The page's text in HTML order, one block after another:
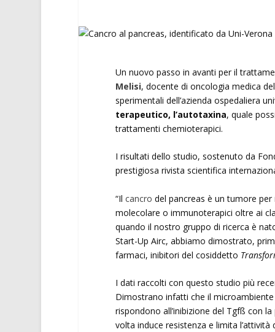
Un nuovo passo in avanti per il
Melisi, docente di oncologia medica
sperimentali dell’azienda ospedaliera
terapeutico, l’autotaxina, quale
trattamenti chemioterapici.
I risultati dello studio, sostenuto da
prestigiosa rivista scientifica
“Il cancro del pancreas è un tumore
molecolare o immunoterapici oltre ai
quando il nostro gruppo di ricerca è
Start-Up Airc, abbiamo dimostrato,
farmaci, inibitori del cosiddetto
I dati raccolti con questo studio più
Dimostrano infatti che il
rispondono all’inibizione del Tgfß con
volta induce resistenza e limita